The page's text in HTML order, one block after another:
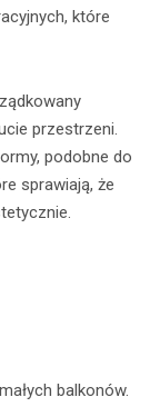
które
przestrzeni.
podobne do
sprawiają, że
balkonów.